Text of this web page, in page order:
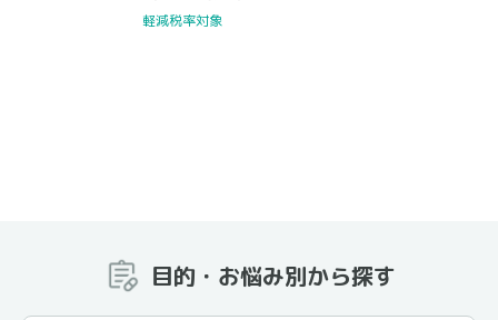
軽減税率対象
目的・お悩み別から探す